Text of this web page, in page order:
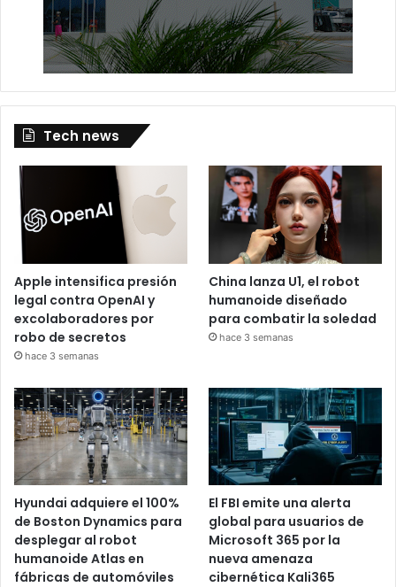
Tech news
Apple intensifica presión
legal contra OpenAI y
excolaboradores por
robo de secretos
hace 3 semanas
China lanza U1, el robot
humanoide diseñado
para combatir la soledad
hace 3 semanas
Hyundai adquiere el 100%
de Boston Dynamics para
desplegar al robot
humanoide Atlas en
fábricas de automóviles
El FBI emite una alerta
global para usuarios de
Microsoft 365 por la
nueva amenaza
cibernética Kali365